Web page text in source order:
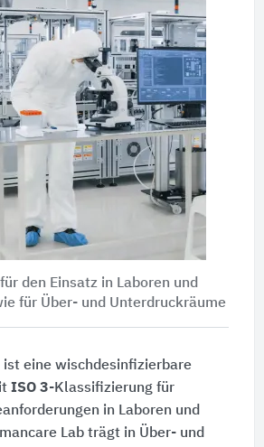
den Einsatz in Laboren und
für Über- und Unterdruckräume
ist eine wischdesinfizierbare
ISO 3-Klassifizierung für
in Laboren und
Lab trägt in Über- und